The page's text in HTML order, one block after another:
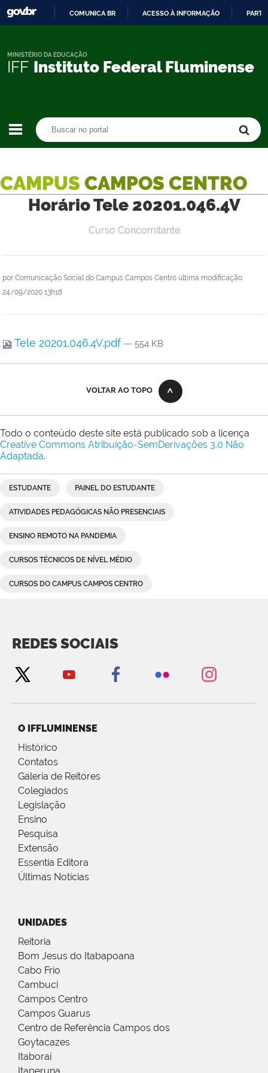
CONTEÚDO
COMUNICA BR ACESSO À INFORMAÇÃO
IFF Instituto Federal Fluminense
MINISTÉRIO DA EDUCAÇÃO
CAMPUS CAMPOS CENTRO
Horário Tele 20201.046.4V
por Comunicação Social do Campus Campos Centro última modificação
24/09/2020 13h18
Curso Concomitante
Tele 20201.046.4V.pdf — 554 KB
VOLTAR AO TOPO
Todo o conteúdo deste site está publicado sob a licença
Creative Commons Atribuição-SemDerivações 3.0 Não
Adaptada.
ESTUDANTE PAINEL DO ESTUDANTE
ATIVIDADES PEDAGÓGICAS NÃO PRESENCIAIS
ENSINO REMOTO NA PANDEMIA
CURSOS TÉCNICOS DE NÍVEL MÉDIO
CURSOS DO CAMPUS CAMPOS CENTRO
REDES SOCIAIS
O IFFLUMINENSE
Histórico
Contatos
Galeria de Reitores
Colegiados
Legislação
Ensino
Pesquisa
Extensão
Essentia Editora
Últimas Notícias
UNIDADES
Reitoria
Bom Jesus do Itabapoana
Cabo Frio
Cambuci
Campos Centro
Campos Guarus
Centro de Referência Campos dos
Goytacazes
Itaboraí